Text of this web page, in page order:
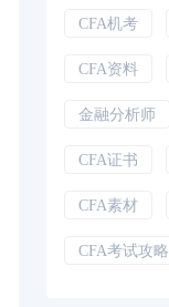
CFA机考
CFA资料
金融分析师
CFA证书
CFA素材
CFA考试攻略